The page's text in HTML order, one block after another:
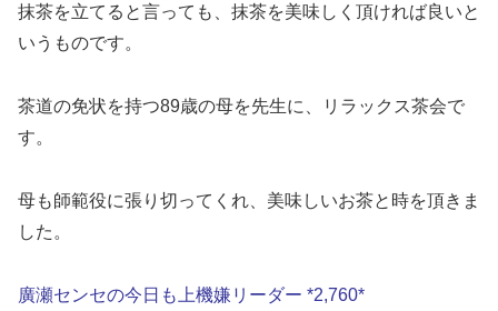
抹茶を立てると言っても、抹茶を美味しく頂ければ良いと
いうものです。
茶道の免状を持つ89歳の母を先生に、リラックス茶会で
す。
母も師範役に張り切ってくれ、美味しいお茶と時を頂きま
した。
廣瀬センセの今日も上機嫌リーダー *2,760*